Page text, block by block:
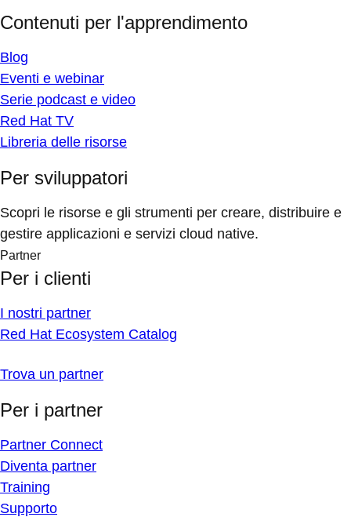
Contenuti per l'apprendimento
Blog
Eventi e webinar
Serie podcast e video
Red Hat TV
Libreria delle risorse
Per sviluppatori
Scopri le risorse e gli strumenti per creare, distribuire e
gestire applicazioni e servizi cloud native.
Partner
Per i clienti
I nostri partner
Red Hat Ecosystem Catalog
Trova un partner
Per i partner
Partner Connect
Diventa partner
Training
Supporto